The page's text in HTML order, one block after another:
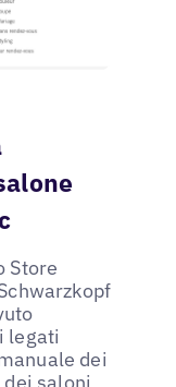
Store
legati
dei
saloni